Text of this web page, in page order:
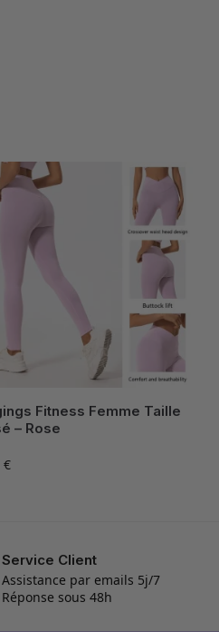
Fitness Femme Taille
– Rose
€
Service Client
Assistance par emails 5j/7
Réponse sous 48h